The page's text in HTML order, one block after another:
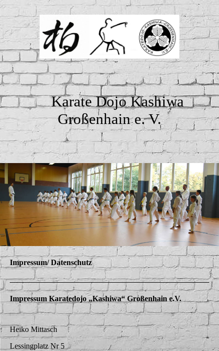
Karate Dojo Kashiwa
Großenhain e. V.
Impressum/ Datenschutz
Impressum Karatedojo „Kashiwa“ Großenhain e.V.
Heiko Mittasch
Lessingplatz Nr 5